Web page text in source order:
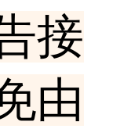
接
由